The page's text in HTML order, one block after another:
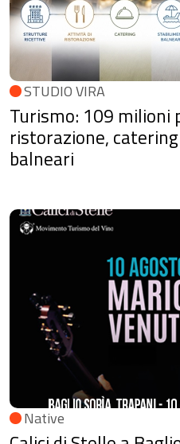
STUDIO VIRA
Turismo: 109 milioni
ristorazione,
balneari
Native